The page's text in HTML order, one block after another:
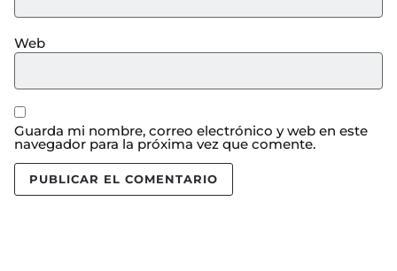
Web
Guarda mi nombre, correo electrónico y web en este
navegador para la próxima vez que comente.